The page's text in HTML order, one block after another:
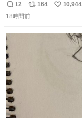
返
信
12
リ
ポ
164
い
10,944
18時間前